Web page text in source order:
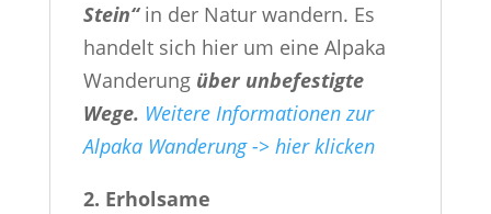
Stein“ in der Natur wandern. Es
handelt sich hier um eine Alpaka
Wanderung über unbefestigte
Wege. Weitere Informationen zur
Alpaka Wanderung -> hier klicken
2. Erholsame